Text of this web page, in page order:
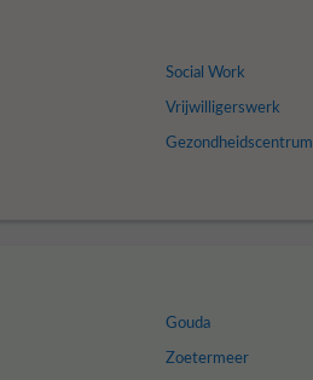
Social Work
Vrijwilligerswerk
Gezondheidscentrum
Gouda
Zoetermeer